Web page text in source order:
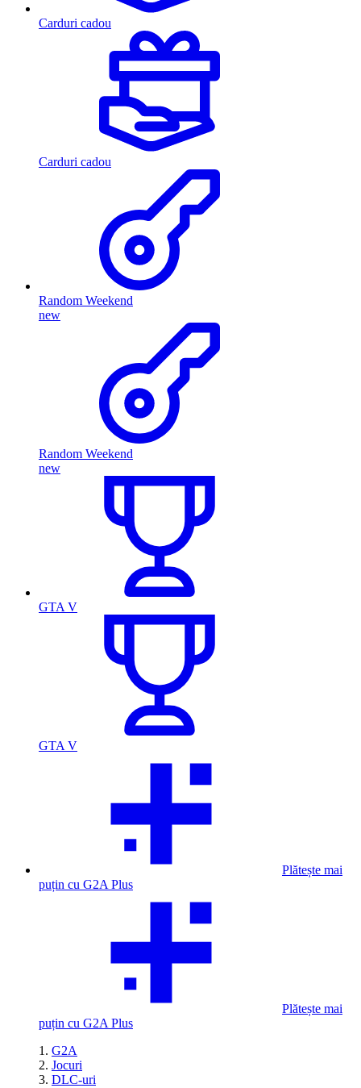
Carduri cadou
Carduri cadou
Random Weekend
new
Random Weekend
new
GTA V
GTA V
Plătește mai
puțin cu G2A Plus
Plătește mai
puțin cu G2A Plus
G2A
Jocuri
DLC-uri